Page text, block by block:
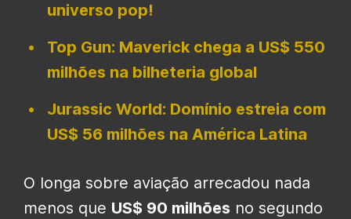
universo pop!
Top Gun: Maverick chega a US$ 550
milhões na bilheteria global
Jurassic World: Domínio estreia com
US$ 56 milhões na América Latina
O longa sobre aviação arrecadou nada
menos que US$ 90 milhões no segundo